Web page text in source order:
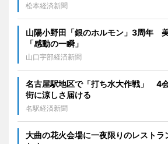
松本経済新聞
山陽小野田「銀のホルモン」3周年
「感動の一瞬」
山口宇部経済新聞
名古屋駅地区で「打ち水大作戦」 4会
街に涼しさ届ける
名駅経済新聞
大曲の花火会場に一夜限りのレスト